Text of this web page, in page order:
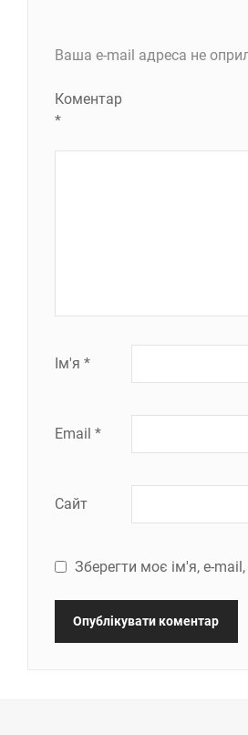
Ваша e-mail адреса не
Коментар
*
Ім'я *
Email *
Сайт
Зберегти моє ім'я, e-